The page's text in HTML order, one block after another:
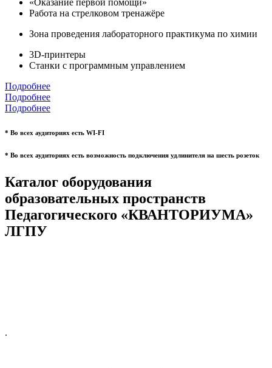
«Оказание первой помощи»
Работа на стрелковом тренажёре
Зона проведения лабораторного практикума по химии
3D-принтеры
Станки с программным управлением
Подробнее
Подробнее
Подробнее
* Во всех аудиториях есть WI-FI
* Во всех аудиториях есть возможность подключения удлинителя на шесть розеток
Каталог оборудования
образовательных пространств
Педагогического «КВАНТОРИУМА»
ЛГПУ
.